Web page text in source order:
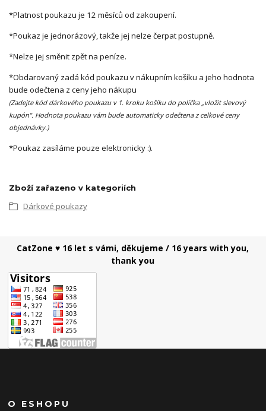
*Platnost poukazu je 12 měsíců od zakoupení.
*Poukaz je jednorázový, takže jej nelze čerpat postupně.
*Nelze jej směnit zpět na peníze.
*Obdarovaný zadá kód poukazu v nákupním košíku a jeho hodnota
bude odečtena z ceny jeho nákupu
(Zadejte kód dárkového poukazu v 1. kroku košíku do políčka „vložit slevový
kupón“. Hodnota poukazu vám bude automaticky odečtena z celkové ceny
objednávky.)
*Poukaz zasíláme pouze elektronicky :).
Zboží zařazeno v kategoriích
Dárkové poukazy
CatZone ♥ 16 let s vámi, děkujeme / 16 years with you,
thank you
O ESHOPU